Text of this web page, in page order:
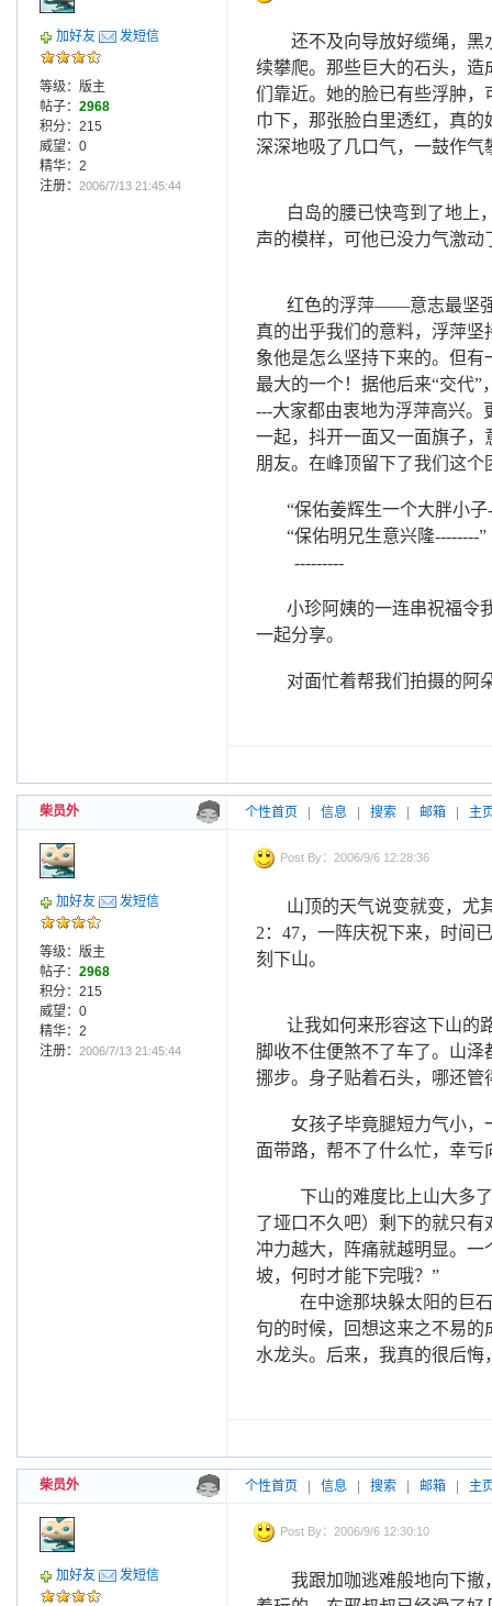
加好友 发短信
等级：版主
帖子： 2968
积分：215
威望：0
精华：2
注册： 2006/7/13 21:45:44
还不及向导放好缆绳，黑
续攀爬。那些巨大的石头，
们靠近。她的脸已有些浮肿
巾下，那张脸白里透红，真
深深地吸了几口气，一鼓作
白岛的腰已快弯到了地
声的模样，可他已没力气激动
红色的浮萍——意志最坚
真的出乎我们的意料，浮萍
象他是怎么坚持下来的。但
最大的一个！据他后来“交代
---大家都由衷地为浮萍高兴。
一起，抖开一面又一面旗子
朋友。在峰顶留下了我们这个
“保佑姜辉生一个大胖小子
“保佑明兄生意兴隆--------”
---------
小珍阿姨的一连串祝福令
一起分享。
对面忙着帮我们拍摄的阿
柴员外 个性首页 信息 搜索 邮箱 主
加好友 发短信
等级：版主
帖子： 2968
积分：215
威望：0
精华：2
注册： 2006/7/13 21:45:44
Post By：2006/9/6 12:28:36
山顶的天气说变就变，尤
2 ： 47，一阵庆祝下来，时间
刻下山。
让我如何来形容这下山的
脚收不住便煞不了车了。山
挪步。身子贴着石头，哪还管
女孩子毕竟腿短力气小
面带路，帮不了什么忙，幸
下山的难度比上山大多
了垭口不久吧）剩下的就只
冲力越大，阵痛就越明显。
坡，何时才能下完哦？”
在中途那块躲太阳的巨
句的时候，回想这来之不易
水龙头。后来，我真的很后
柴员外 个性首页 信息 搜索 邮箱 主
加好友 发短信
Post By：2006/9/6 12:30:10
我跟加咖逃难般地向下撤